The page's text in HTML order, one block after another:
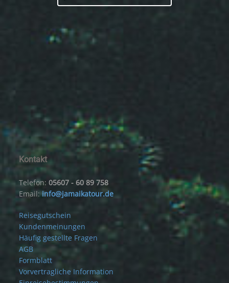
Kontakt
Telefon:05607 - 60 89 758
Email:info@jamaikatour.de
Reisegutschein
Kundenmeinungen
Häufig gestellte Fragen
AGB
Formblatt
Vorvertragliche Information